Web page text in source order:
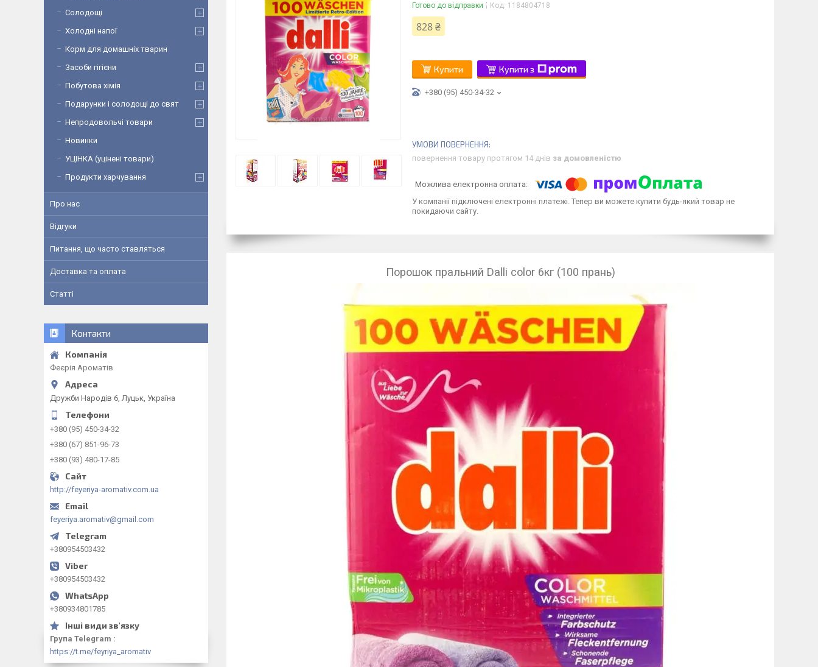
Готово до відправки Код: 1184804718
828 ₴
Купити Купити з
+380 (95) 450-34-32
повернення товару протягом 14 днів за домовленістю
У компанії підключені електронні платежі. Тепер ви можете купити будь-який товар не
покидаючи сайту.
Порошок пральний Dalli color 6кг (100 прань)
Солодощі
Холодні напої
Корм для домашніх тварин
Засоби гігієни
Побутова хімія
Подарунки і солодощі до свят
Непродовольчі товари
Новинки
УЦІНКА (уцінені товари)
Продукти харчування
Про нас
Відгуки
Питання, що часто ставляться
Доставка та оплата
Статті
Контакти
Феєрія Ароматів
Дружби Народів 6, Луцьк, Україна
+380 (95) 450-34-32
+380 (67) 851-96-73
+380 (93) 480-17-85
http://feyeriya-aromativ.com.ua
feyeriya.aromativ@gmail.com
+380954503432
+380954503432
+380934801785
Група Telegram
https://t.me/feyriya_aromativ